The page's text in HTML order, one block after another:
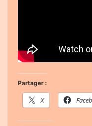
Partager :
X